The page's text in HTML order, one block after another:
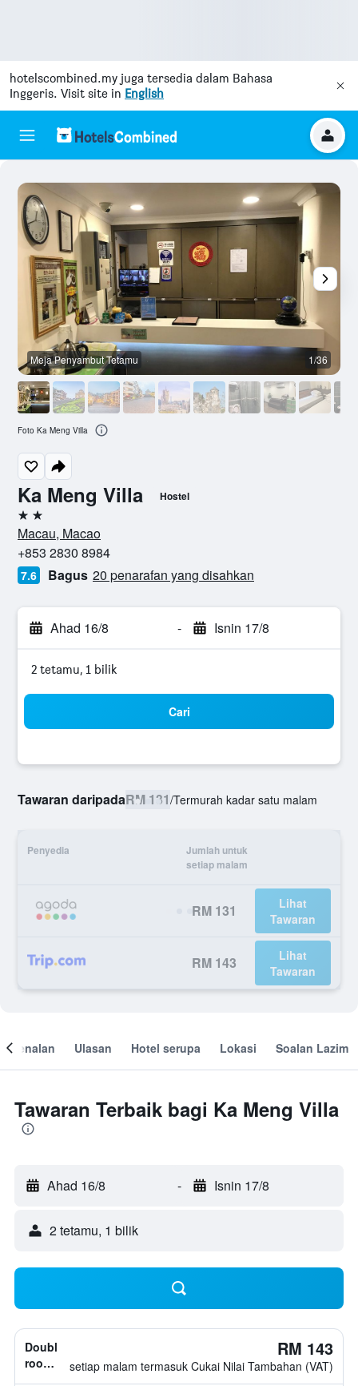
hotelscombined.my juga tersedia dalam Bahasa
Inggeris. Visit site in English
Ka Meng Villa Hostel
2 bintang
Macau, Macao
+853 2830 8984
7.6 Bagus 20 penarafan yang disahkan
Ahad 16/8 - Isnin 17/8
2 tetamu, 1 bilik
Cari
Tawaran daripadaRM 131/Termurah kadar satu malam
Penyedia
Jumlah untuk
setiap malam
RM 131
Lihat
Tawaran
RM 143
Lihat
Tawaran
Meja Penyambut Tetamu 1/36
Foto Ka Meng Villa
Ulasan Hotel serupa Lokasi Soalan Lazim
Tawaran Terbaik bagi Ka Meng Villa
Ahad 16/8 - Isnin 17/8
2 tetamu, 1 bilik
Double
room,
RM 143
setiap malam termasuk Cukai Nilai Tambahan (VAT)